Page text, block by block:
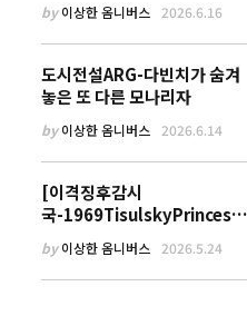
by이상한 옴니버스 2026.6.16
도시전설ARG-다빈치가 숨겨
놓은 또 다른 모나리자
by이상한 옴니버스 2026.6.14
[이격징후감시
국-1969TisulskyPrincess]
by이상한 옴니버스 2026.5.24